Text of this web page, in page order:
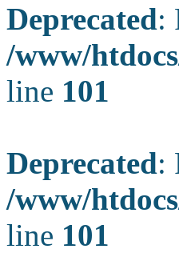
Deprecated:
/www/
line 101
Deprecated:
/www/
line 101